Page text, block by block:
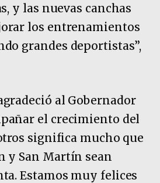
y las nuevas canchas
los entrenamientos
grandes deportistas”,
al Gobernador
el crecimiento del
significa mucho que
y San Martín sean
Estamos muy felices